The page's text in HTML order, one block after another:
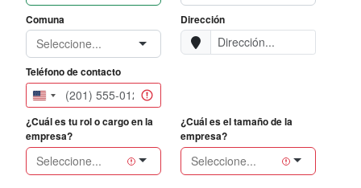
Comuna Dirección
Teléfono de contacto
United
States
+1
¿Cuál es tu rol o cargo en la
empresa?
¿Cuál es el tamaño de la
empresa?